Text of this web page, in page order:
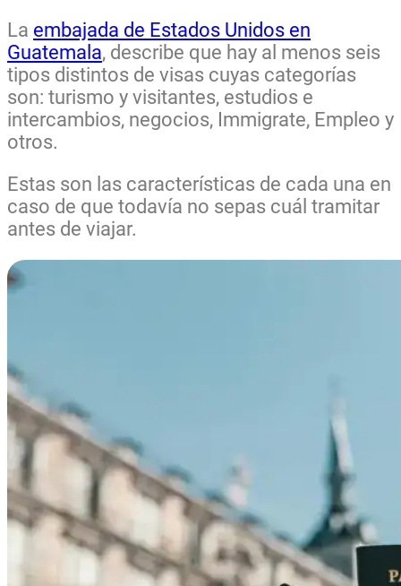
La embajada de Estados Unidos en
Guatemala, describe que hay al menos seis
tipos distintos de visas cuyas categorías
son: turismo y visitantes, estudios e
intercambios, negocios, Immigrate, Empleo y
otros.
Estas son las características de cada una en
caso de que todavía no sepas cuál tramitar
antes de viajar.